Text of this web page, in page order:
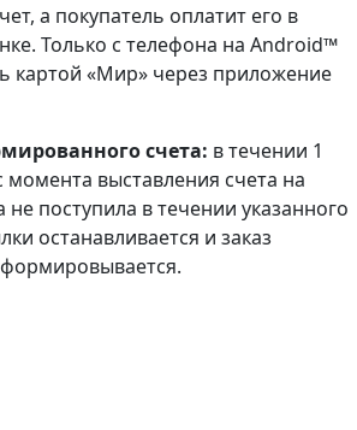
а покупатель оплатит его в
Только с телефона на Android™
картой «Мир» через приложение
счета: в течении 1
момента выставления счета на
не поступила в течении указанного
останавливается и заказ